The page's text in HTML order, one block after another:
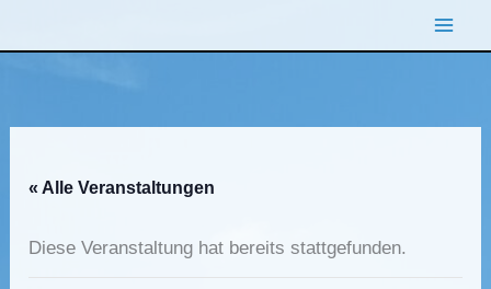
« Alle Veranstaltungen
Diese Veranstaltung hat bereits stattgefunden.